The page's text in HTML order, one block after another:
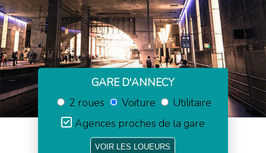
GARE D'ANNECY
2 roues
Voiture
Utilitaire
Agences proches de la gare